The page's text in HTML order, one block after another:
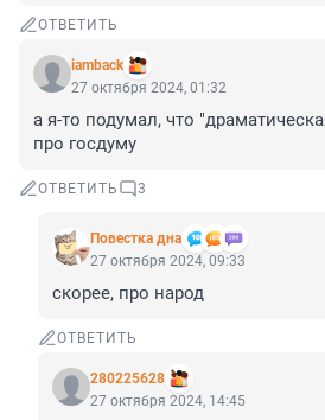
ОТВЕТИТЬ
iamback
27 октября 2024, 01:32
а я-то подумал, что
про госдуму
ОТВЕТИТЬ 3
Повестка дна
27 октября 2024, 09:33
скорее, про народ
ОТВЕТИТЬ
280225628
27 октября 2024, 14:45